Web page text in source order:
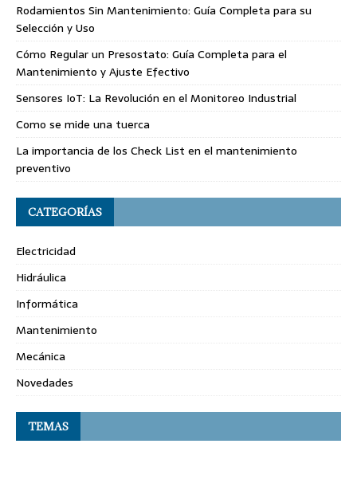
Rodamientos Sin Mantenimiento: Guía Completa para su
Selección y Uso
Cómo Regular un Presostato: Guía Completa para el
Mantenimiento y Ajuste Efectivo
Sensores IoT: La Revolución en el Monitoreo Industrial
Como se mide una tuerca
La importancia de los Check List en el mantenimiento
preventivo
CATEGORÍAS
Electricidad
Hidráulica
Informática
Mantenimiento
Mecánica
Novedades
TEMAS